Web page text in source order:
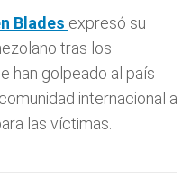
Blades expresó su
tras los
han golpeado al país
internacional a
las víctimas.